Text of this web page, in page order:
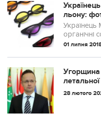
льону:
Українець
органічні
льону, які
bit.ua.
01 липня
Угорщина
28 лютого